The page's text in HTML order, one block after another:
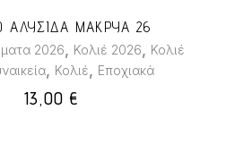
προϊόν
έχει
πολλαπλές
παραλλαγές.
ΑΛΥΣΙΔΑ ΜΑΚΡΥΑ 26
2026 Κολιέ 2026
Κολιέ
, Κολιέ Εποχιακά
13,00 €